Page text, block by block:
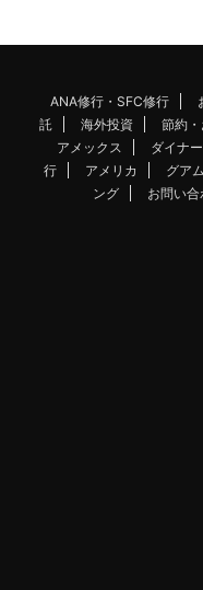
ANA修行・SFC修行
託
海外投資 節約
アメックス
ダイナ
行
アメリカ グア
ング
お問い合